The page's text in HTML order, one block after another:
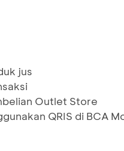
jus
Outlet Store
QRIS di BCA